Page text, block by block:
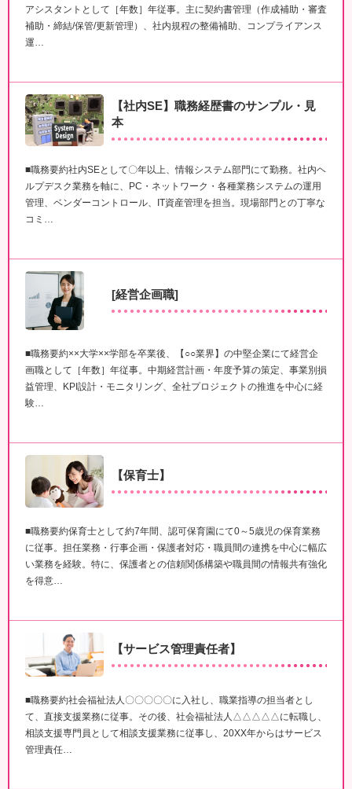
アシスタントとして［年数］年従事。主に契約書管理（作成補助・審査
補助・締結/保管/更新管理）、社内規程の整備補助、コンプライアンス
運…
【社内SE】職務経歴書のサンプル・見
本
■職務要約社内SEとして〇年以上、情報システム部門にて勤務。社内ヘ
ルプデスク業務を軸に、PC・ネットワーク・各種業務システムの運用
管理、ベンダーコントロール、IT資産管理を担当。現場部門との丁寧な
コミ…
[経営企画職]
■職務要約××大学××学部を卒業後、【○○業界】の中堅企業にて経営企
画職として［年数］年従事。中期経営計画・年度予算の策定、事業別損
益管理、KPI設計・モニタリング、全社プロジェクトの推進を中心に経
験…
【保育士】
■職務要約保育士として約7年間、認可保育園にて0～5歳児の保育業務
に従事。担任業務・行事企画・保護者対応・職員間の連携を中心に幅広
い業務を経験。特に、保護者との信頼関係構築や職員間の情報共有強化
を得意…
【サービス管理責任者】
■職務要約社会福祉法人〇〇〇〇〇に入社し、職業指導の担当者とし
て、直接支援業務に従事。その後、社会福祉法人△△△△△に転職し、
相談支援専門員として相談支援業務に従事し、20XX年からはサービス
管理責任…